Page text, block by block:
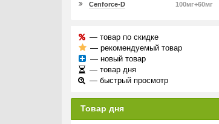
100мг+60мг
Cenforce-D
— товар по скидке
— рекомендуемый товар
— новый товар
— товар дня
— быстрый просмотр
Товар дня